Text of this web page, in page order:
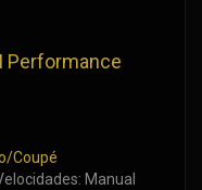
Performance
Coupé
Manual